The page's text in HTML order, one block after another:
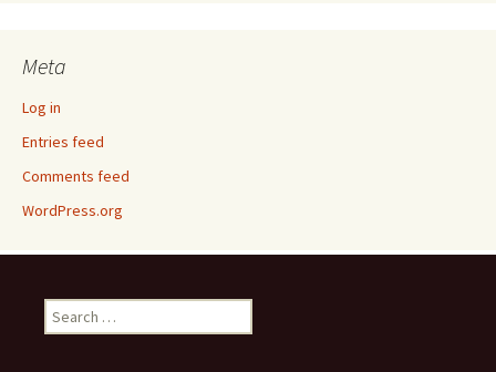
Meta
Log in
Entries feed
Comments feed
WordPress.org
Search
for: